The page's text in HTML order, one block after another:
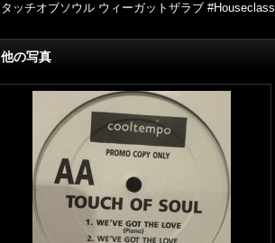
タッチオブソウル ウィーガットザラブ
他の写真